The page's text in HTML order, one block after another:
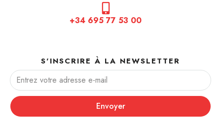
+34 695 77 53 00
S'INSCRIRE À LA NEWSLETTER
Envoyer